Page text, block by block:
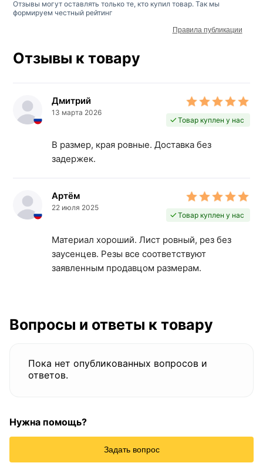
Отзывы к товару
Дмитрий
13 марта 2026
Товар куплен у нас
В размер, края ровные. Доставка без
задержек.
Артём
22 июля 2025
Товар куплен у нас
Материал хороший. Лист ровный, рез без
заусенцев. Резы все соответствуют
заявленным продавцом размерам.
Отзывы могут оставлять только те, кто купил товар. Так мы
формируем честный рейтинг
Правила публикации
Вопросы и ответы к товару
Пока нет опубликованных вопросов и
ответов.
Нужна помощь?
Задать вопрос